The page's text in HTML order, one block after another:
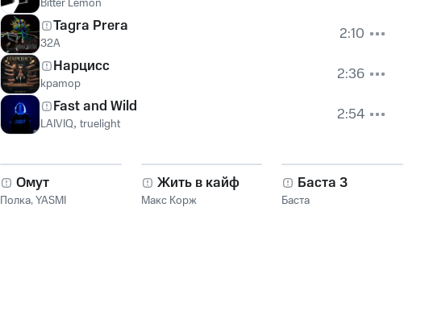
Bitter Lemon
Tagra Prera
32A
2:10
Нарцисс
kpamop
2:36
Fast and Wild
LAIVIQ, truelight 2:54
Омут
Полка,YASMI
Жить в кайф
Макс Корж
Баста 3
Баста